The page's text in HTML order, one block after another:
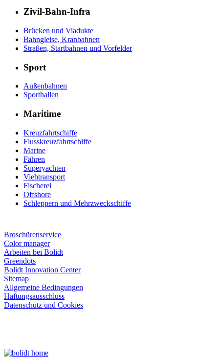
Zivil-Bahn-Infra
Brücken und Viadukte
Bahngleise, Kranbahnen
Straßen, Startbahnen und Vorfelder
Sport
Außenbahnen
Sporthallen
Maritime
Kreuzfahrtschiffe
Flusskreuzfahrtschiffe
Marine
Fähren
Superyachten
Viehtransport
Fischerei
Offshore
Schleppern und Mehrzweckschiffe
Broschürenservice
Color manager
Arbeiten bei Bolidt
Greendots
Bolidt Innovation Center
Sitemap
Allgemeine Bedingungen
Haftungsausschluss
Datenschutz und Cookies